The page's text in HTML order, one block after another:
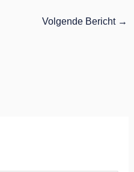
Volgende Bericht →